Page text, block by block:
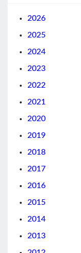
2026
2025
2024
2023
2022
2021
2020
2019
2018
2017
2016
2015
2014
2013